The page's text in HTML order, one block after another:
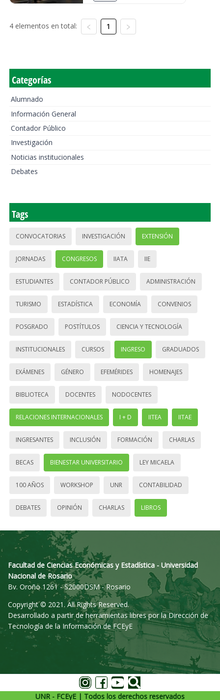
4 elementos en total: 1
Categorías
Alumnado
Información General
Contador Público
Investigación
Noticias institucionales
Debates
Tags
CONVOCATORIAS INVESTIGACIÓN EXTENSIÓN
JORNADAS CONGRESOS IIATA IIE
ESTUDIANTES CONTADOR PÚBLICO ADMINISTRACIÓN
TURISMO ESTADÍSTICA ECONOMÍA CONVENIOS
POSGRADO POSTÍTULOS CIENCIA Y TECNOLOGÍA
INSTITUCIONALES CURSOS INGRESO GRADUADOS
EXÁMENES GÉNERO EFEMÉRIDES HOMENAJES
BIBLIOTECA DOCENTES NODOCENTES
RELACIONES INTERNACIONALES I + D IITEA IITAE
INGRESANTES INCLUSIÓN FORMACIÓN CHARLAS
BECAS BIENESTAR UNIVERSITARIO LEY MICAELA
100 AÑOS WORKSHOP UNR CONTABILIDAD
DEBATES OPINIÓN CHARLAS LIBROS
Facultad de Ciencias Económicas y Estadística - Universidad
Nacional de Rosario
Bv. Oroño 1261 - S2000DSM - Rosario
Copyright © 2021. All Rights Reserved.
Desarrollado a partir de herramientas libres por la Dirección de
Tecnología de la Información de FCEyE
UNR - FCEyE | Todos los derechos reservados